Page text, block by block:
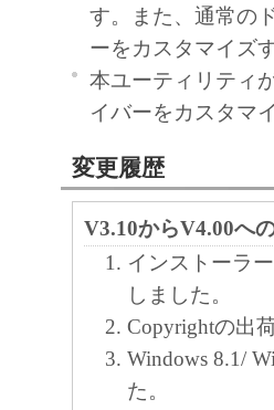
キヤノン株式会社
No.021110
す。また、通常の
ーをカスタマイズ
本ユーティリティ
イバーをカスタマ
変更履歴
V3.10からV4.00へ
インストーラ
しました。
Copyrightの出
Windows 8.1/
た。